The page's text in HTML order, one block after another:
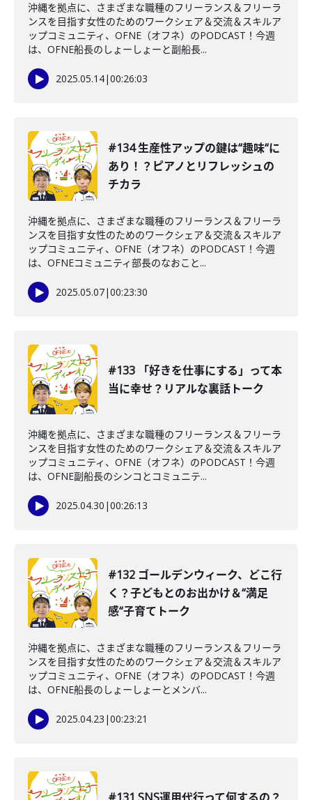
沖縄を拠点に、さまざまな職種のフリーランス＆フリーラ
ンスを目指す女性のためのワークシェア＆交流＆スキルア
ップコミュニティ、OFNE（オフネ）のPODCAST！今週
は、OFNE船長のしょーしょーと副船長...
2025.05.14|00:26:03
#134 生産性アップの鍵は“趣味“に
あり！？ピアノとリフレッシュの
チカラ
沖縄を拠点に、さまざまな職種のフリーランス＆フリーラ
ンスを目指す女性のためのワークシェア＆交流＆スキルア
ップコミュニティ、OFNE（オフネ）のPODCAST！今週
は、OFNEコミュニティ部長のなおこと...
2025.05.07|00:23:30
#133 「好きを仕事にする」って本
当に幸せ？リアルな裏話トーク
沖縄を拠点に、さまざまな職種のフリーランス＆フリーラ
ンスを目指す女性のためのワークシェア＆交流＆スキルア
ップコミュニティ、OFNE（オフネ）のPODCAST！今週
は、OFNE副船長のシンコとコミュニテ...
2025.04.30 |00:26:13
#132 ゴールデンウィーク、どこ行
く？子どもとのお出かけ＆“満足
感“子育てトーク
沖縄を拠点に、さまざまな職種のフリーランス＆フリーラ
ンスを目指す女性のためのワークシェア＆交流＆スキルア
ップコミュニティ、OFNE（オフネ）のPODCAST！今週
は、OFNE船長のしょーしょーとメンバ...
2025.04.23 |00:23:21